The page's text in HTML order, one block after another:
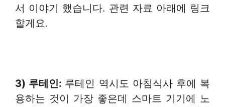
서 이야기 했습니다. 관련 자료 아래에 링크
할게요.
3) 루테인: 루테인 역시도 아침식사 후에 복
용하는 것이 가장 좋은데 스마트 기기에 노